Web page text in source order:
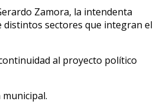
Zamora, la intendenta
distintos sectores que integran el
al proyecto político